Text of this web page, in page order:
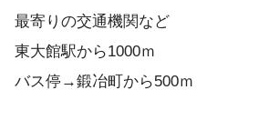
最寄りの交通機関など
東大館駅から1000ｍ
バス停→鍛冶町から500ｍ